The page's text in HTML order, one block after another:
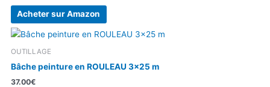
Acheter sur Amazon
OUTILLAGE
Bâche peinture en ROULEAU 3×25 m
37.00€